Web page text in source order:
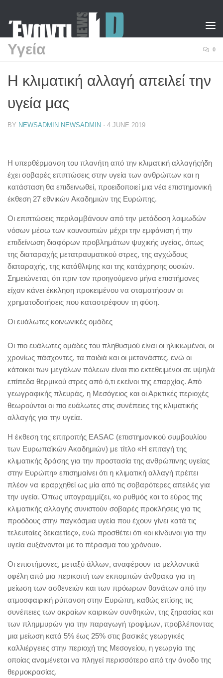
Υγεία 0
Η κλιματική αλλαγή απειλεί την
υγεία μας
BY NEWSADMIN NEWSADMIN · 4 JUNE 2019
Η υπερθέρμανση του πλανήτη από την κλιματική αλλαγήςήδη
έχει σοβαρές επιπτώσεις στην υγεία των ανθρώπων και η
κατάσταση θα επιδεινωθεί, προειδοποιεί μια νέα επιστημονική
έκθεση 27 εθνικών Ακαδημιών της Ευρώπης.
Οι επιπτώσεις περιλαμβάνουν από την μετάδοση λοιμωδών
νόσων μέσω των κουνουπιών μέχρι την εμφάνιση ή την
επιδείνωση διαφόρων προβλημάτων ψυχικής υγείας, όπως
της διαταραχής μετατραυματικού στρες, της αγχώδους
διαταραχής, της κατάθλιψης και της κατάχρησης ουσιών.
Σημειώνεται, ότι πριν τον προηγούμενο μήνα επιστήμονες
είχαν κάνει έκκληση προκειμένου να σταματήσουν οι
χρηματοδοτήσεις που καταστρέφουν τη φύση.
Οι ευάλωτες κοινωνικές ομάδες
Οι πιο ευάλωτες ομάδες του πληθυσμού είναι οι ηλικιωμένοι, οι
χρονίως πάσχοντες, τα παιδιά και οι μετανάστες, ενώ οι
κάτοικοι των μεγάλων πόλεων είναι πιο εκτεθειμένοι σε υψηλά
επίπεδα θερμικού στρες από ό,τι εκείνοι της επαρχίας. Από
γεωγραφικής πλευράς, η Μεσόγειος και οι Αρκτικές περιοχές
θεωρούνται οι πιο ευάλωτες στις συνέπειες της κλιματικής
αλλαγής για την υγεία.
Η έκθεση της επιτροπής EASAC (επιστημονικού συμβουλίου
των Ευρωπαϊκών Ακαδημιών) με τίτλο «Η επιταγή της
κλιματικής δράσης για την προστασία της ανθρώπινης υγείας
στην Ευρώπη» επισημαίνει ότι η κλιματική αλλαγή πρέπει
πλέον να ιεραρχηθεί ως μία από τις σοβαρότερες απειλές για
την υγεία. Όπως υπογραμμίζει, «ο ρυθμός και το εύρος της
κλιματικής αλλαγής συνιστούν σοβαρές προκλήσεις για τις
προόδους στην παγκόσμια υγεία που έχουν γίνει κατά τις
τελευταίες δεκαετίες», ενώ προσθέτει ότι «οι κίνδυνοι για την
υγεία αυξάνονται με το πέρασμα του χρόνου».
Οι επιστήμονες, μεταξύ άλλων, αναφέρουν τα μελλοντικά
οφέλη από μια περικοπή των εκπομπών άνθρακα για τη
μείωση των ασθενειών και των πρόωρων θανάτων από την
ατμοσφαιρική ρύπανση στην Ευρώπη, καθώς επίσης τις
συνέπειες των ακραίων καιρικών συνθηκών, της ξηρασίας και
των πλημμυρών για την παραγωγή τροφίμων, προβλέποντας
μια μείωση κατά 5% έως 25% στις βασικές γεωργικές
καλλιέργειες στην περιοχή της Μεσογείου, η γεωργία της
οποίας αναμένεται να πληγεί περισσότερο από την άνοδο της
θερμοκρασίας.